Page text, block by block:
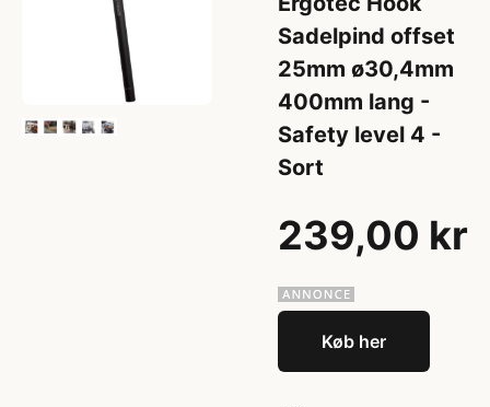
Sadelpind offset
25mm ø30,4mm
400mm lang -
Safety level 4 -
Sort
239,00 kr
Køb her